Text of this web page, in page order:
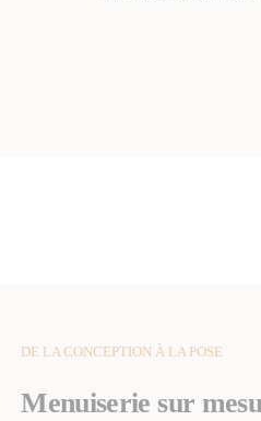
DE LA CONCEPTION À LA POSE
Menuiserie sur